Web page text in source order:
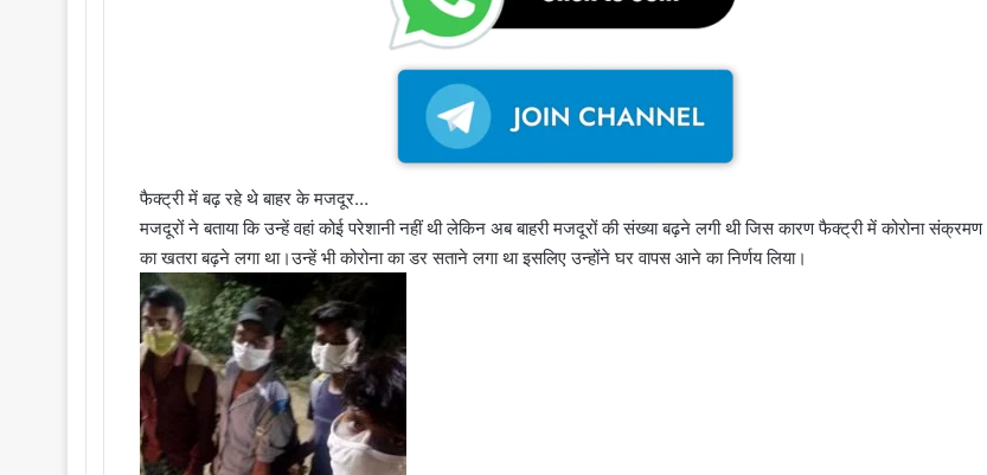
फैक्ट्री में बढ़ रहे थे बाहर के मजदूर…
मजदूरों ने बताया कि उन्हें वहां कोई परेशानी नहीं थी लेकिन अब बाहरी मजदूरों की संख्या बढ़ने लगी थी जिस कारण फैक्ट्री में कोरोना संक्रमण
का खतरा बढ़ने लगा था।उन्हें भी कोरोना का डर सताने लगा था इसलिए उन्होंने घर वापस आने का निर्णय लिया।